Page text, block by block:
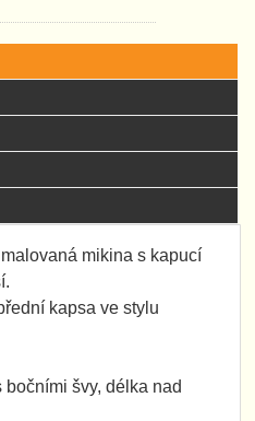
mikina s kapucí
kapsa ve stylu
bočními švy, délka nad